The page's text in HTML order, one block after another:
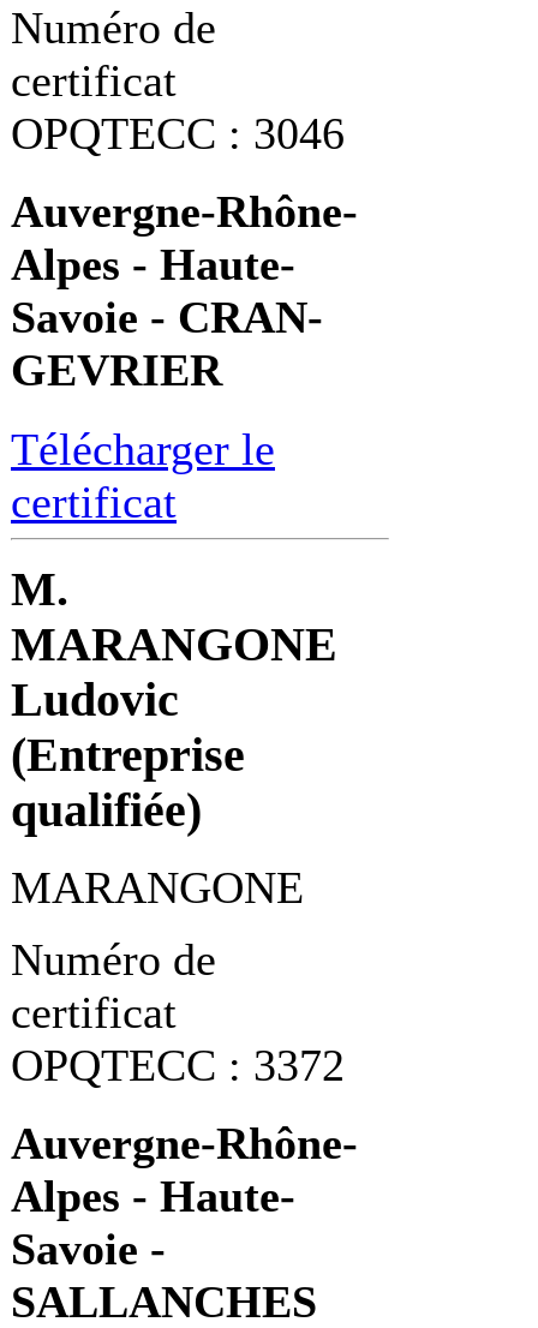
Numéro de
certificat
OPQTECC : 3046
Auvergne-Rhône-
Alpes - Haute-
Savoie - CRAN-
GEVRIER
Télécharger le
certificat
M.
MARANGONE
Ludovic
(Entreprise
qualifiée)
MARANGONE
Numéro de
certificat
OPQTECC : 3372
Auvergne-Rhône-
Alpes - Haute-
Savoie -
SALLANCHES